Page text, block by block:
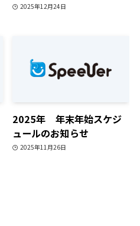
2025年12月24日
2025年 年末年始スケジ
ュールのお知らせ
2025年11月26日